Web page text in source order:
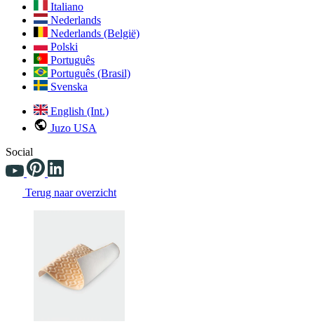
Italiano
Nederlands
Nederlands (België)
Polski
Português
Português (Brasil)
Svenska
English (Int.)
Juzo USA
Social
Terug naar overzicht